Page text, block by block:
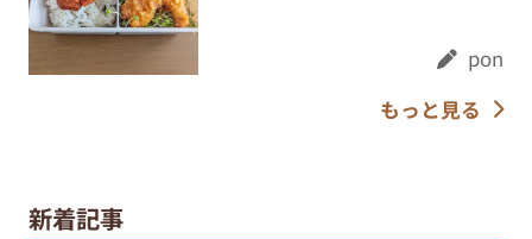
pon
もっと見る
新着記事